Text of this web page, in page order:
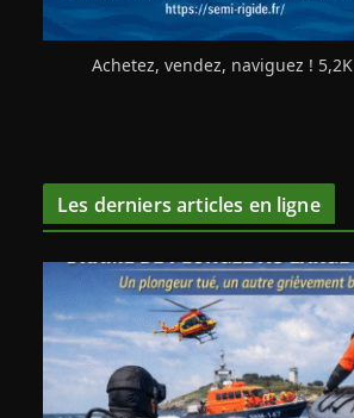
Achetez, vendez, naviguez ! 5,2K
Les derniers articles en ligne